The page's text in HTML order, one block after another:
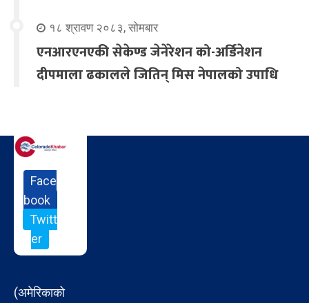
१८ श्रावण २०८३, सोमबार
एनआरएनएकी सेकेण्ड जेनेरेशन को-अर्डिनेशन
दीपमाला ढकालले जितिन् मिस नेपालको उपाधि
Face
book
Twitt
er
(अमेरिकाको